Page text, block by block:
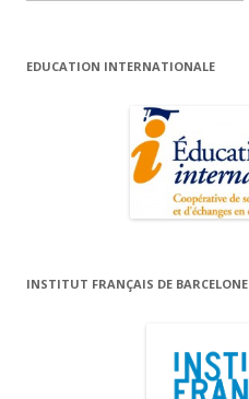
EDUCATION INTERNATIONALE
INSTITUT FRANÇAIS DE BARCELONE